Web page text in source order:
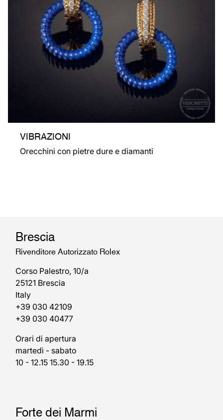
VIBRAZIONI
Orecchini con pietre dure e diamanti
Brescia
Rivenditore Autorizzato Rolex
Corso Palestro, 10/a
25121 Brescia
Italy
+39 030 42109
+39 030 40477
Orari di apertura
martedì - sabato
10 - 12.15 15.30 - 19.15
Forte dei Marmi